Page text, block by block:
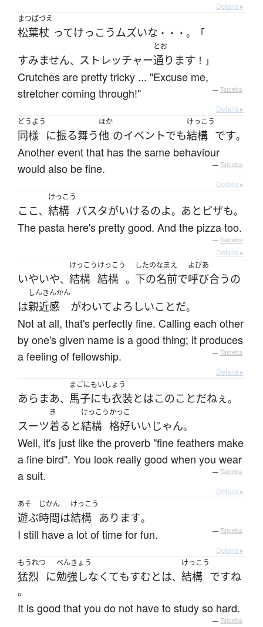
Details ▸
まつばづえ
松葉杖 ってけっこうムズいな ・・・。「
すみません、 ストレッチャー
とお
通ります ！」
Crutches are pretty tricky ... "Excuse me,
stretcher coming through!"
— Tatoeba
Details ▸
どうよう
同様 に振る舞う
ほか
他 のイベントでも
けっこう
結構 です。
Another event that has the same behaviour
would also be fine.
— Tatoeba
Details ▸
ここ、
けっこう
結構 パスタがいけるのよ。 あと ピザも。
The pasta here's pretty good. And the pizza too.
— Tatoeba
Details ▸
いやいや、
けっこう
結構
けっこう
結構 。
したのなまえ
下の名前で
よびあ
呼び合うの
は
しんきんかん
親近感 がわいてよろしいことだ。
Not at all, that's perfectly fine. Calling each other
by one's given name is a good thing; it produces
a feeling of fellowship.
— Tatoeba
Details ▸
あらまあ、
まごにもいしょう
馬子にも衣装とはこのことだねぇ。
スーツ
き
着る と
けっこう
結構
かっこ
格好いい じゃん。
Well, it's just like the proverb "fine feathers make
a fine bird". You look really good when you wear
a suit.
— Tatoeba
Details ▸
あそ
遊ぶ
じかん
時間は
けっこう
結構 あります。
I still have a lot of time for fun. — Tatoeba
Details ▸
もうれつ
猛烈 に
べんきょう
勉強しなくてもすむとは、
けっこう
結構 ですね
。
It is good that you do not have to study so hard.
— Tatoeba